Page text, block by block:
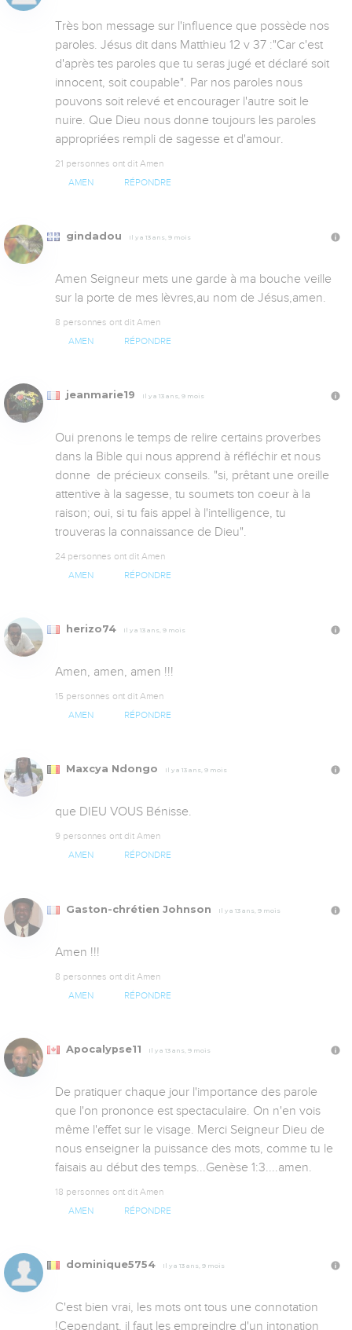
Très bon message sur l'influence que possède nos
paroles. Jésus dit dans Matthieu 12 v 37 :"Car c'est
d'après tes paroles que tu seras jugé et déclaré soit
innocent, soit coupable". Par nos paroles nous
pouvons soit relevé et encourager l'autre soit le
nuire. Que Dieu nous donne toujours les paroles
appropriées rempli de sagesse et d'amour.
21 personnes ont dit Amen
AMEN RÉPONDRE
gindadou Il y a 13 ans, 9 mois
Amen Seigneur mets une garde à ma bouche veille
sur la porte de mes lèvres,au nom de Jésus,amen.
8 personnes ont dit Amen
AMEN RÉPONDRE
jeanmarie19 Il y a 13 ans, 9 mois
Oui prenons le temps de relire certains proverbes
dans la Bible qui nous apprend à réfléchir et nous
donne  de précieux conseils. "si, prêtant une oreille
attentive à la sagesse, tu soumets ton coeur à la
raison; oui, si tu fais appel à l'intelligence, tu
trouveras la connaissance de Dieu".
24 personnes ont dit Amen
AMEN RÉPONDRE
herizo74 Il y a 13 ans, 9 mois
Amen, amen, amen !!!
15 personnes ont dit Amen
AMEN RÉPONDRE
Maxcya Ndongo Il y a 13 ans, 9 mois
que DIEU VOUS Bénisse.
9 personnes ont dit Amen
AMEN RÉPONDRE
Gaston-chrétien Johnson Il y a 13 ans, 9 mois
Amen !!!
8 personnes ont dit Amen
AMEN RÉPONDRE
Apocalypse11 Il y a 13 ans, 9 mois
De pratiquer chaque jour l'importance des parole
que l'on prononce est spectaculaire. On n'en vois
même l'effet sur le visage. Merci Seigneur Dieu de
nous enseigner la puissance des mots, comme tu le
faisais au début des temps...Genèse 1:3....amen.
18 personnes ont dit Amen
AMEN RÉPONDRE
dominique5754 Il y a 13 ans, 9 mois
C'est bien vrai, les mots ont tous une connotation
!Cependant, il faut les empreindre d'un intonation